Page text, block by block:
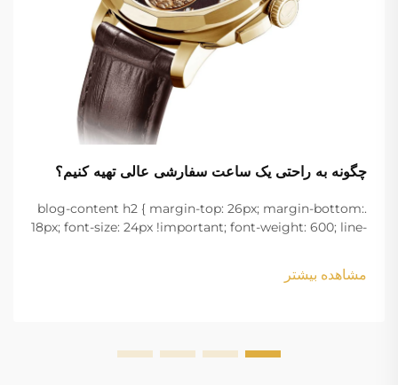
چگونه به راحتی یک ساعت سفارشی عالی تهیه کنیم؟
.blog-content h2 { margin-top: 26px; margin-bottom:
18px; font-size: 24px !important; font-weight: 600; line-
margin-bottom: 18px; font-size: 20px !important; font-
w...
مشاهده بیشتر